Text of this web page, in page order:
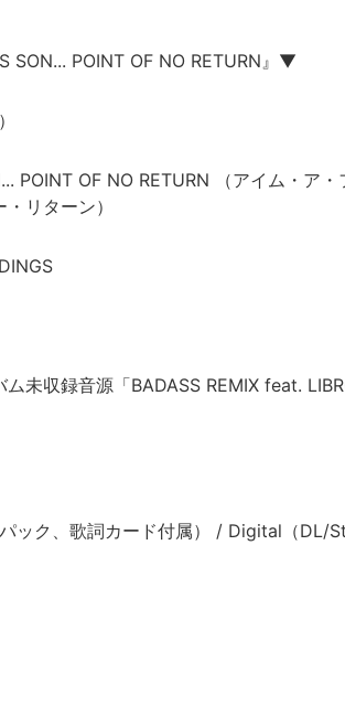
SON... POINT OF NO RETURN』▼
POINT OF NO RETURN （アイム・ア・
リターン）
未収録音源「BADASS REMIX feat.
ク、歌詞カード付属） / Digital（DL/